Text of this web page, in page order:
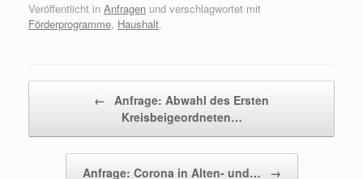
Veröffentlicht in Anfragen und verschlagwortet mit
Förderprogramme, Haushalt.
← Anfrage: Abwahl des Ersten
Kreisbeigeordneten…
Anfrage: Corona in Alten- und… →